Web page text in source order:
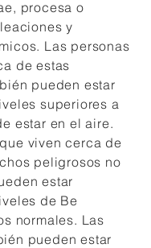
procesa o
y
Las personas
de estas
pueden estar
superiores a
estar en el aire.
viven cerca de
peligrosos no
estar
de Be
normales. Las
pueden estar